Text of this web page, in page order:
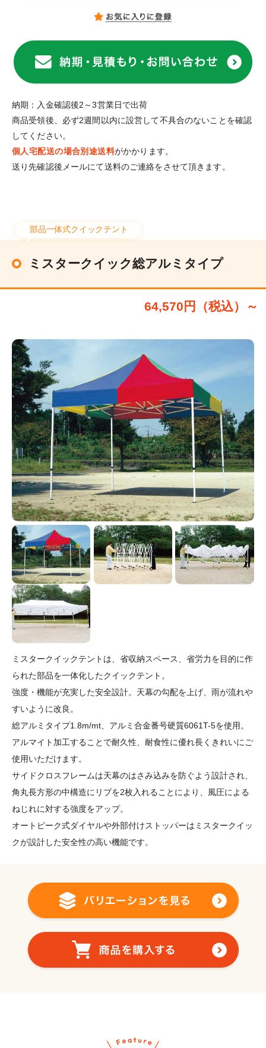
納期：入金確認後2～3営業日で出荷
商品受領後、必ず2週間以内に設営して不具合のないことを確認
してください。
個人宅配送の場合別途送料がかかります。
送り先確認後メールにて送料のご連絡をさせて頂きます。
部品一体式クイックテント
ミスタークイック総アルミタイプ
64,570円（税込）～
ミスタークイックテントは、省収納スペース、省労力を目的に作
られた部品を一体化したクイックテント。
強度・機能が充実した安全設計。天幕の勾配を上げ、雨が流れや
すいように改良。
総アルミタイプ1.8m/mt、アルミ合金番号硬質6061T-5を使用。
アルマイト加工することで耐久性、耐食性に優れ長くきれいにご
使用いただけます。
サイドクロスフレームは天幕のはさみ込みを防ぐよう設計され、
角丸長方形の中構造にリブを2枚入れることにより、風圧による
ねじれに対する強度をアップ。
オートピーク式ダイヤルや外部付けストッパーはミスタークイッ
クが設計した安全性の高い機能です。